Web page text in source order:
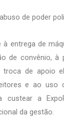
de poder
à entrega de
de convênio, à
troca de apoio
e ao uso
custear a
da gestão.